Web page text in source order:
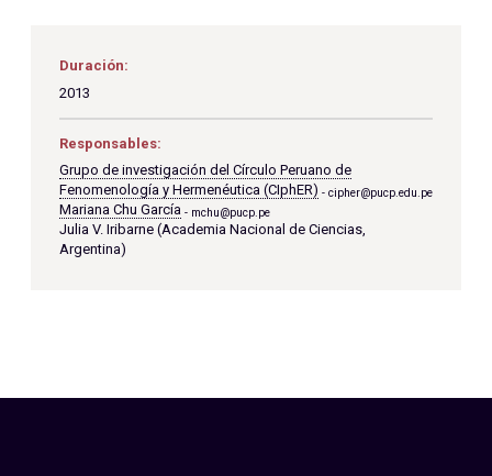
Duración:
2013
Responsables:
Grupo de investigación del Círculo Peruano de
Fenomenología y Hermenéutica (CIphER)
cipher@pucp.edu.pe
Mariana Chu García mchu@pucp.pe
Julia V. Iribarne (Academia Nacional de Ciencias,
Argentina)